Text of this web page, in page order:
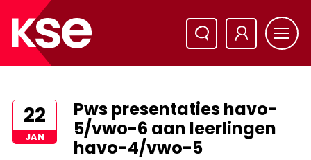
22
JAN
Pws presentaties havo-
5/vwo-6 aan leerlingen
havo-4/vwo-5